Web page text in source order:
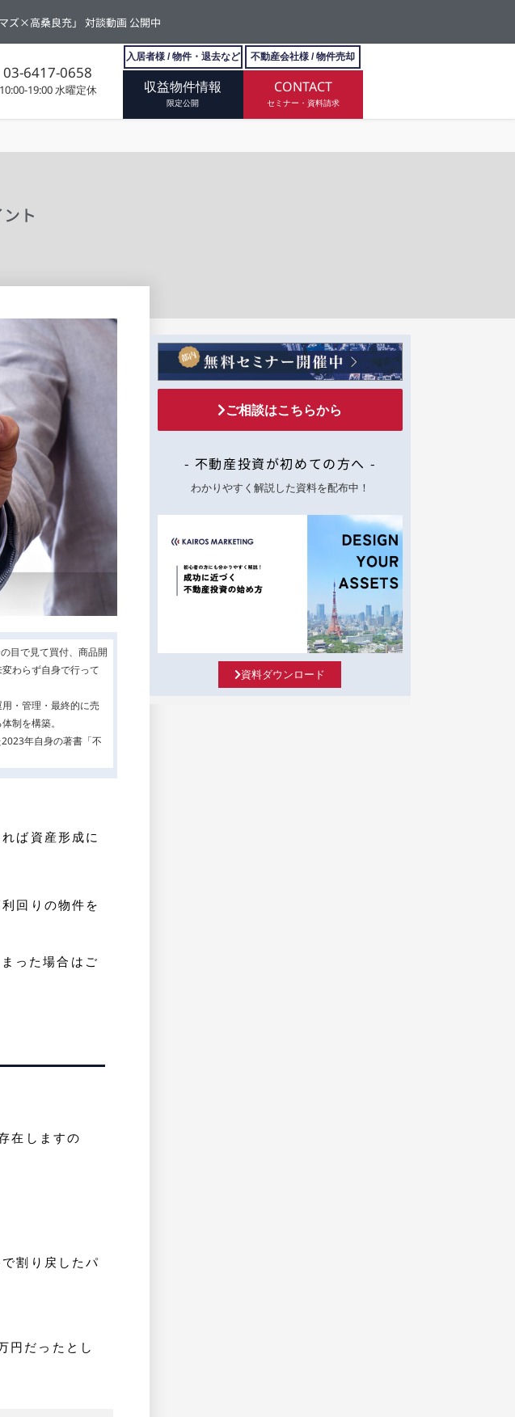
ズ×高桑良充」 対談動画 公開中
03-6417-0658
10:00-19:00 水曜定休
入居者様 / 物件・退去など 不動産会社様 / 物件売却
収益物件情報
限定公開
CONTACT
セミナー・資料請求
ト
目で見て買付、商品開
わらず自身で行って
・管理・最終的に売
制を構築。
年自身の著書「不
ば資産形成に
回りの物件を
った場合はご
在しますの
割り戻したパ
円だったとし
ご相談はこちらから
- 不動産投資が初めての方へ -
わかりやすく解説した資料を配布中！
資料ダウンロード